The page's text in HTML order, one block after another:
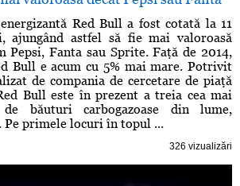
Red Bull a fost cotată la 11
ajungând astfel să fie mai valoroasă
Pepsi, Fanta sau Sprite. Faţă de 2014,
Bull e acum cu 5% mai mare. Potrivit
de compania de cercetare de piaţă
Bull este în prezent a treia cea mai
de băuturi carbogazoase din lume,
Pe primele locuri în topul ...
326 vizualizări